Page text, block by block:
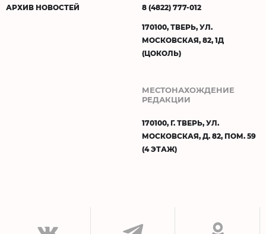
АРХИВ НОВОСТЕЙ 8 (4822) 777-012
170100, ТВЕРЬ, УЛ.
МОСКОВСКАЯ, 82, 1Д
(ЦОКОЛЬ)
МЕСТОНАХОЖДЕНИЕ
РЕДАКЦИИ
170100, Г. ТВЕРЬ, УЛ.
МОСКОВСКАЯ, Д. 82, ПОМ. 59
(4 ЭТАЖ)